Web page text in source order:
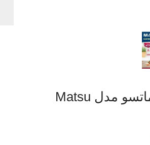
زودپز برقی ماتسو مدل Matsu